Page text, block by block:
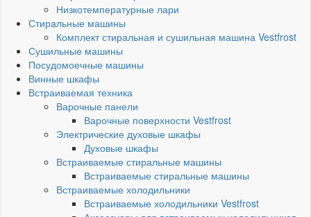
Низкотемпературные лари
Стиральные машины
Комплект стиральная и сушильная машина Vestfrost
Сушильные машины
Посудомоечные машины
Винные шкафы
Встраиваемая техника
Варочные панели
Варочные поверхности Vestfrost
Электрические духовые шкафы
Духовые шкафы
Встраиваемые стиральные машины
Встраиваемые стиральные машины
Встраиваемые холодильники
Встраиваемые холодильники Vestfrost